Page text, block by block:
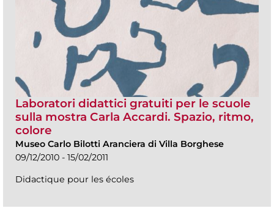
Laboratori didattici gratuiti per le scuole
sulla mostra Carla Accardi. Spazio, ritmo,
colore
Museo Carlo Bilotti Aranciera di Villa Borghese
09/12/2010 - 15/02/2011
Didactique pour les écoles